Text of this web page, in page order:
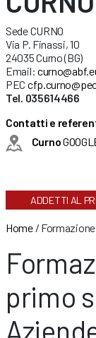
Sede CURNO
Via P. Finassi, 10
24035 Curno (BG)
Email:
PEC
Tel. 035614466
Contatti e
Curno
ADDETTI AL
Home/
primo